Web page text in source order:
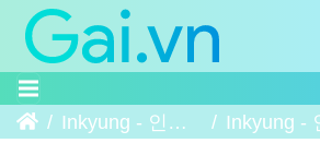
Trang chủInkyung - 인경 2 Inkyung - 인경 2 -